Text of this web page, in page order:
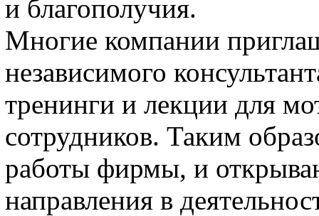
и благополучия.
Многие компании
независимого
тренинги и лекции для
сотрудников. Таким
работы фирмы, и
направления в